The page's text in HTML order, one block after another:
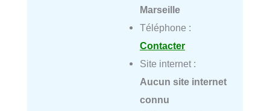
Marseille
Téléphone :
Contacter
Site internet :
Aucun site internet
connu